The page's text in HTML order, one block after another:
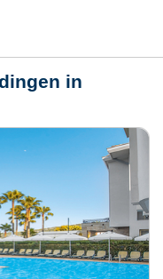
in